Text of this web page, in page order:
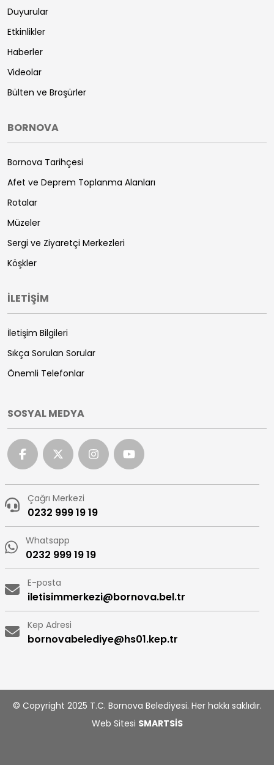
Duyurular
Etkinlikler
Haberler
Videolar
Bülten ve Broşürler
BORNOVA
Bornova Tarihçesi
Afet ve Deprem Toplanma Alanları
Rotalar
Müzeler
Sergi ve Ziyaretçi Merkezleri
Köşkler
İLETİŞİM
İletişim Bilgileri
Sıkça Sorulan Sorular
Önemli Telefonlar
SOSYAL MEDYA
Çağrı Merkezi
0232 999 19 19
Whatsapp
0232 999 19 19
E-posta
iletisimmerkezi@bornova.bel.tr
Kep Adresi
bornovabelediye@hs01.kep.tr
© Copyright 2025 T.C. Bornova Belediyesi. Her hakkı saklıdır.
Web Sitesi SMARTSİS